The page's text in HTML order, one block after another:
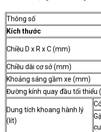
Thông số
Kích thước
Chiều D x R x C (mm)
Chiều dài cơ sở (mm)
Khoảng sáng gầm xe (mm)
Đường kính quay đầu tối thiểu
Dung tích khoang hành lý
(lít)